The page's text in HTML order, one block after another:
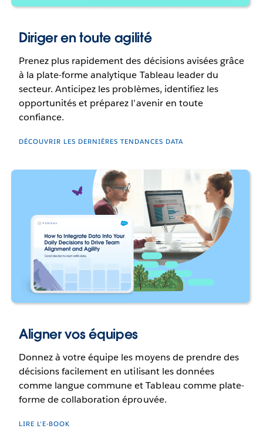
Diriger en toute agilité
Prenez plus rapidement des décisions avisées grâce
à la plate-forme analytique Tableau leader du
secteur. Anticipez les problèmes, identifiez les
opportunités et préparez l’avenir en toute
confiance.
DÉCOUVRIR LES DERNIÈRES TENDANCES DATA
Aligner vos équipes
Donnez à votre équipe les moyens de prendre des
décisions facilement en utilisant les données
comme langue commune et Tableau comme plate-
forme de collaboration éprouvée.
LIRE L'E-BOOK